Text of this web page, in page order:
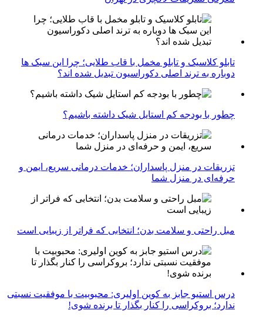
تابلو کلاسیک و تابلو مخمل با قاب طلایی؛ چرا این سبک ها
دوباره به ترند اصلی دکوراسیون تبدیل شده اند؟
چطور با بودجه کم استایل شیک داشته باشیم؟
تزریقات در منزل پاسداران؛ خدمات درمانی سریع، ایمن و
حرفه‌ای در منزل شما
مبل راحتی و سلامت بدن؛ انتخابی که فراتر از زیبایی است
درس استیو جابز به کوین اولیری: محبوبیت با موفقیت نسبتی
ندارد؛ بروکراسی را کنار بگذار تا برنده شوی!